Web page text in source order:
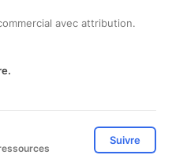
avec attribution.
Suivre